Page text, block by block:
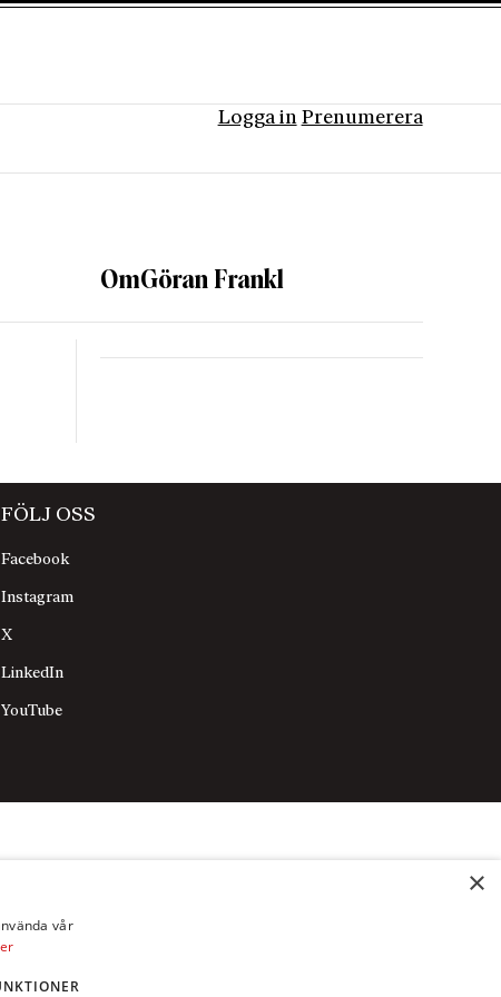
Logga in Prenumerera
OmGöran Frankl
FÖLJ OSS
Facebook
Instagram
X
LinkedIn
YouTube
×
vår